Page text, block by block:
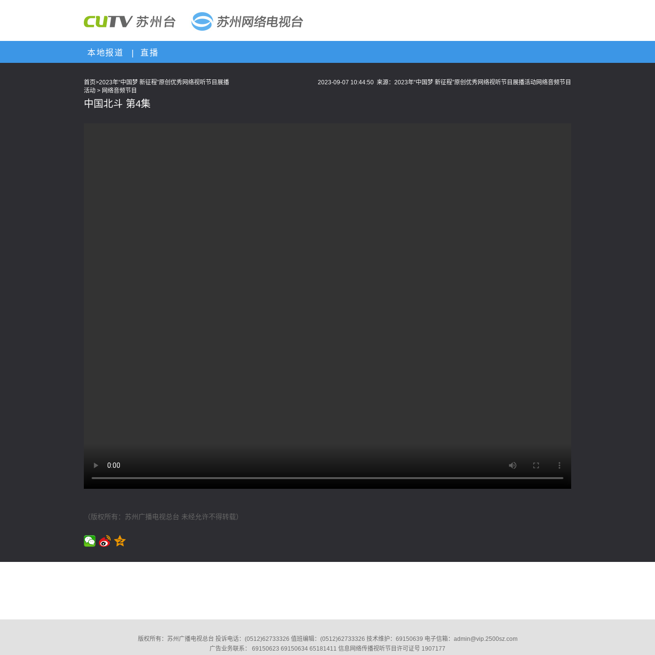
本地报道 | 直播
首页>2023年“中国梦 新征程”原创优秀网络视听节目展播
活动 > 网络音频节目
2023-09-07 10:44:50 来源： 2023年“中国梦 新征程”原创优秀网络视听节目展播活动网络音频节目
中国北斗 第4集
（版权所有：苏州广播电视总台 未经允许不得转载）
版权所有：苏州广播电视总台 投诉电话：(0512)62733326‬ 值班编辑：(0512)62733326‬ 技术维护：69150639 电子信箱：admin@vip.2500sz.com
广告业务联系： 69150623 69150634 65181411 信息网络传播视听节目许可证号 1907177